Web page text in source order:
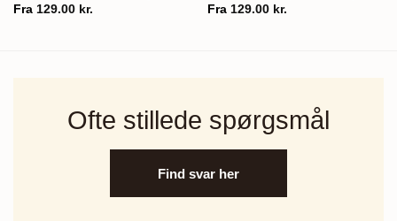
Fra 129.00 kr.
Fra 129.00 kr.
Ofte stillede spørgsmål
Find svar her